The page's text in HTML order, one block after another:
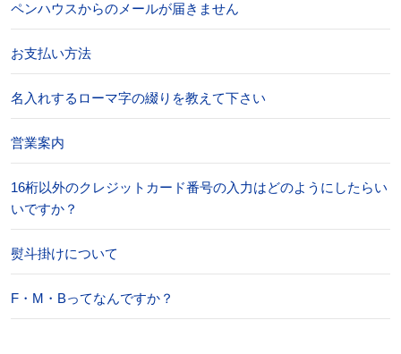
ペンハウスからのメールが届きません
お支払い方法
名入れするローマ字の綴りを教えて下さい
営業案内
16桁以外のクレジットカード番号の入力はどのようにしたらい
いですか？
熨斗掛けについて
F・M・Bってなんですか？